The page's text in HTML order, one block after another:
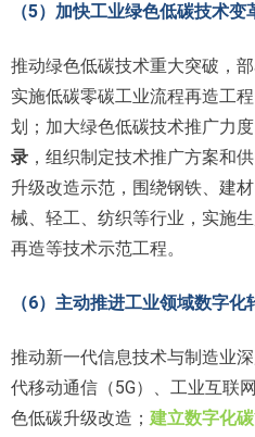
（5）加快工业绿色低碳技术变
推动绿色低碳技术重大突破，
实施低碳零碳工业流程再造工
划；加大绿色低碳技术推广力度
录 ，组织制定技术推广方案和
升级改造示范，围绕钢铁、建
械、轻工、纺织等行业，实施
再造等技术示范工程。
（6）主动推进工业领域数字化
推动新一代信息技术与制造业
代移动通信（5G）、工业互联
色低碳升级改造； 建立数字化